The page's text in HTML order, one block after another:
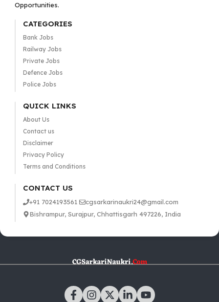
Opportunities.
CATEGORIES
Bank Jobs
Railway Jobs
Private Jobs
Defence Jobs
Police Jobs
QUICK LINKS
About Us
Contact us
Disclaimer
Privacy Policy
Terms and Conditions
CONTACT US
+91 7024193561
cgsarkarinaukri24@gmail.com
Bishrampur, Surajpur, Chhattisgarh 497226, India